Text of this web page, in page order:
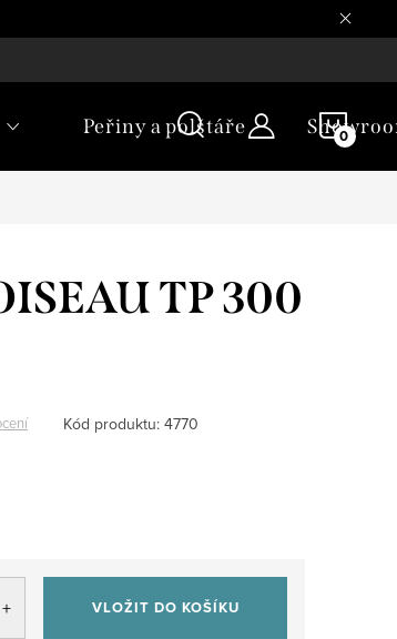
Peřiny a polštáře
TP 300
Kód produktu: 4770
VLOŽIT DO KOŠÍKU